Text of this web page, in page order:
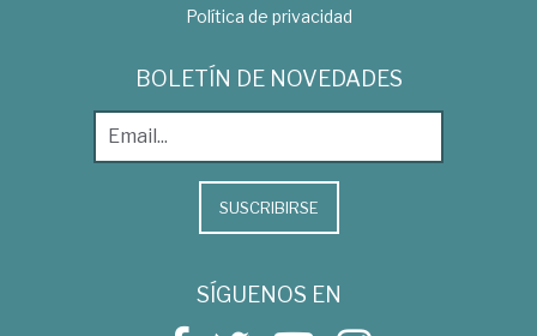
Política de privacidad
BOLETÍN DE NOVEDADES
SUSCRIBIRSE
SÍGUENOS EN